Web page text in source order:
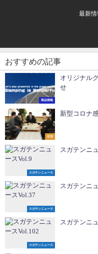
最新
おすすめの記事
商品情報
オリジナル
せ
近況
新型コロナ
スガテンニュース
スガテンニ
スガテンニュース
スガテンニ
スガテンニュース
スガテンニ